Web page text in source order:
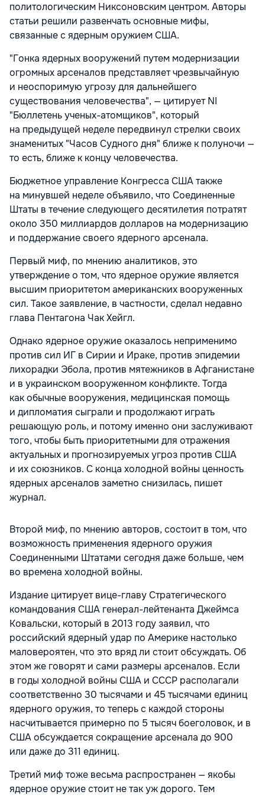
политологическим Никсоновским центром. Авторы
статьи решили развенчать основные мифы,
связанные с ядерным оружием США.
"Гонка ядерных вооружений путем модернизации
огромных арсеналов представляет чрезвычайную
и неоспоримую угрозу для дальнейшего
существования человечества", — цитирует NI
"Бюллетень ученых-атомщиков", который
на предыдущей неделе передвинул стрелки своих
знаменитых "Часов Судного дня" ближе к полуночи —
то есть, ближе к концу человечества.
Бюджетное управление Конгресса США также
на минувшей неделе объявило, что Соединенные
Штаты в течение следующего десятилетия потратят
около 350 миллиардов долларов на модернизацию
и поддержание своего ядерного арсенала.
Первый миф, по мнению аналитиков, это
утверждение о том, что ядерное оружие является
высшим приоритетом американских вооруженных
сил. Такое заявление, в частности, сделал недавно
глава Пентагона Чак Хейгл.
Однако ядерное оружие оказалось неприменимо
против сил ИГ в Сирии и Ираке, против эпидемии
лихорадки Эбола, против мятежников в Афганистане
и в украинском вооруженном конфликте. Тогда
как обычные вооружения, медицинская помощь
и дипломатия сыграли и продолжают играть
решающую роль, и потому именно они заслуживают
того, чтобы быть приоритетными для отражения
актуальных и прогнозируемых угроз против США
и их союзников. С конца холодной войны ценность
ядерных арсеналов заметно снизилась, пишет
журнал.
Второй миф, по мнению авторов, состоит в том, что
возможность применения ядерного оружия
Соединенными Штатами сегодня даже больше, чем
во времена холодной войны.
Издание цитирует вице-главу Стратегического
командования США генерал-лейтенанта Джеймса
Ковальски, который в 2013 году заявил, что
российский ядерный удар по Америке настолько
маловероятен, что это вряд ли стоит обсуждать. Об
этом же говорят и сами размеры арсеналов. Если
в годы холодной войны США и СССР располагали
соответственно 30 тысячами и 45 тысячами единиц
ядерного оружия, то теперь с каждой стороны
насчитывается примерно по 5 тысяч боеголовок, и в
США обсуждается сокращение арсенала до 900
или даже до 311 единиц.
Третий миф тоже весьма распространен — якобы
ядерное оружие стоит не так уж дорого. Тем